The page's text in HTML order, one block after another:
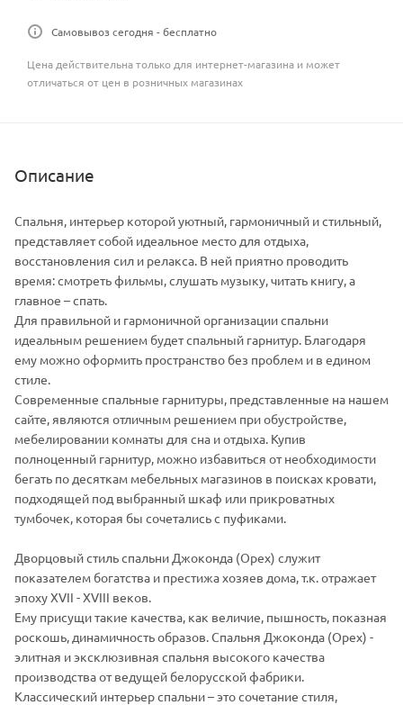
Самовывоз сегодня - бесплатно
Цена действительна только для интернет-магазина и может
отличаться от цен в розничных магазинах
Описание
Спальня, интерьер которой уютный, гармоничный и стильный,
представляет собой идеальное место для отдыха,
восстановления сил и релакса. В ней приятно проводить
время: смотреть фильмы, слушать музыку, читать книгу, а
главное – спать.
Для правильной и гармоничной организации спальни
идеальным решением будет спальный гарнитур. Благодаря
ему можно оформить пространство без проблем и в едином
стиле.
Современные спальные гарнитуры, представленные на нашем
сайте, являются отличным решением при обустройстве,
мебелировании комнаты для сна и отдыха. Купив
полноценный гарнитур, можно избавиться от необходимости
бегать по десяткам мебельных магазинов в поисках кровати,
подходящей под выбранный шкаф или прикроватных
тумбочек, которая бы сочетались с пуфиками.
Дворцовый стиль спальни Джоконда (Орех) служит
показателем богатства и престижа хозяев дома, т.к. отражает
эпоху XVII - XVIII веков.
Ему присущи такие качества, как величие, пышность, показная
роскошь, динамичность образов. Спальня Джоконда (Орех) -
элитная и эксклюзивная спальня высокого качества
производства от ведущей белорусской фабрики.
Классический интерьер спальни – это сочетание стиля,